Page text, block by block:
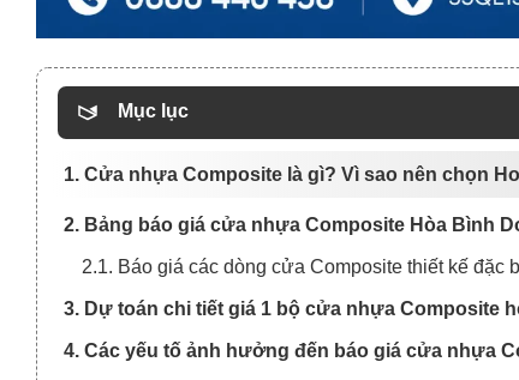
Mục lục
1. Cửa nhựa Composite là gì? Vì sao nên chọn
2. Bảng báo giá cửa nhựa Composite Hòa Bình
2.1. Báo giá các dòng cửa Composite thiết kế đặc
3. Dự toán chi tiết giá 1 bộ cửa nhựa Composite
4. Các yếu tố ảnh hưởng đến báo giá cửa nhựa